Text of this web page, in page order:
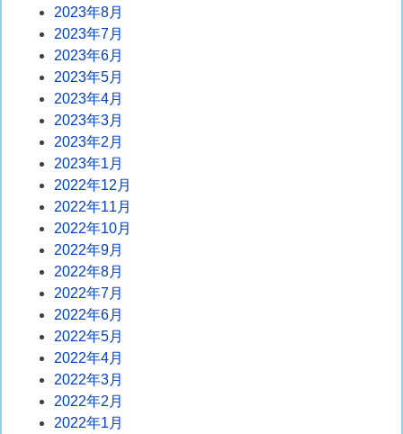
2023年8月
2023年7月
2023年6月
2023年5月
2023年4月
2023年3月
2023年2月
2023年1月
2022年12月
2022年11月
2022年10月
2022年9月
2022年8月
2022年7月
2022年6月
2022年5月
2022年4月
2022年3月
2022年2月
2022年1月